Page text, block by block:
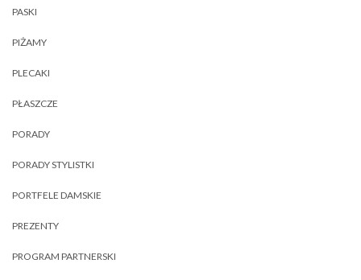
PASKI
PIŻAMY
PLECAKI
PŁASZCZE
PORADY
PORADY STYLISTKI
PORTFELE DAMSKIE
PREZENTY
PROGRAM PARTNERSKI